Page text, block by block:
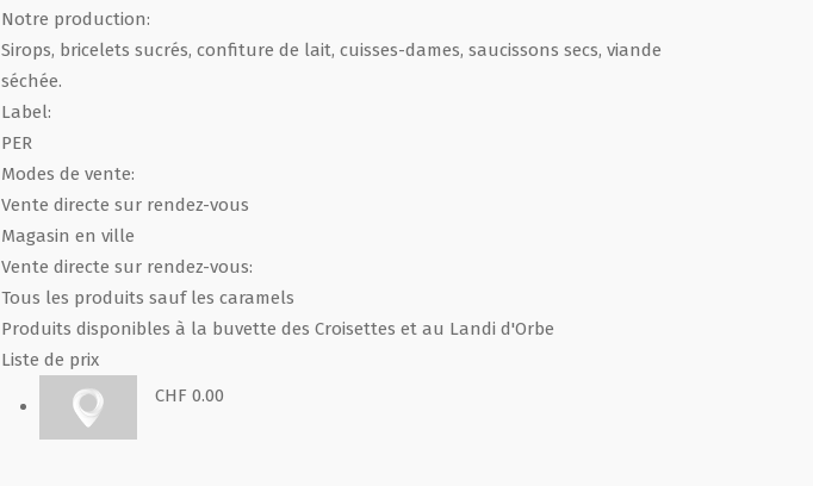
Notre production:
Sirops, bricelets sucrés, confiture de lait, cuisses-dames, saucissons secs, viande
séchée.
Label:
PER
Modes de vente:
Vente directe sur rendez-vous
Magasin en ville
Vente directe sur rendez-vous:
Tous les produits sauf les caramels
Produits disponibles à la buvette des Croisettes et au Landi d'Orbe
Liste de prix
CHF 0.00